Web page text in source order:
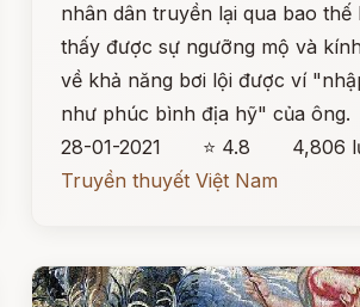
nhân dân truyền lại qua bao thế
thấy được sự ngưỡng mộ và
về khả năng bơi lội được ví
như phúc bình địa hỹ" của ông.
28-01-2021
⭐ 4.8
4,806
Truyền thuyết Việt Nam